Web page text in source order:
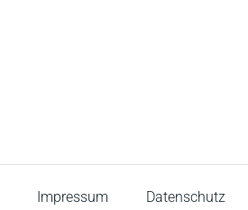
Impressum Datenschutz